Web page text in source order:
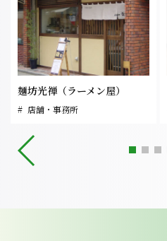
麺坊光禅（ラーメン屋）
店舗・事務所